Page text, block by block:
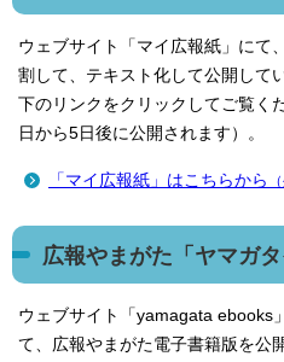
ウェブサイト「マイ広報紙」にて
割して、テキスト化して公開して
下のリンクをクリックしてご覧く
日から5日後に公開されます）。
「マイ広報紙」はこちらから
広報やまがた「ヤマガタ
ウェブサイト「yamagata ebooks
て、広報やまがた電子書籍版を公